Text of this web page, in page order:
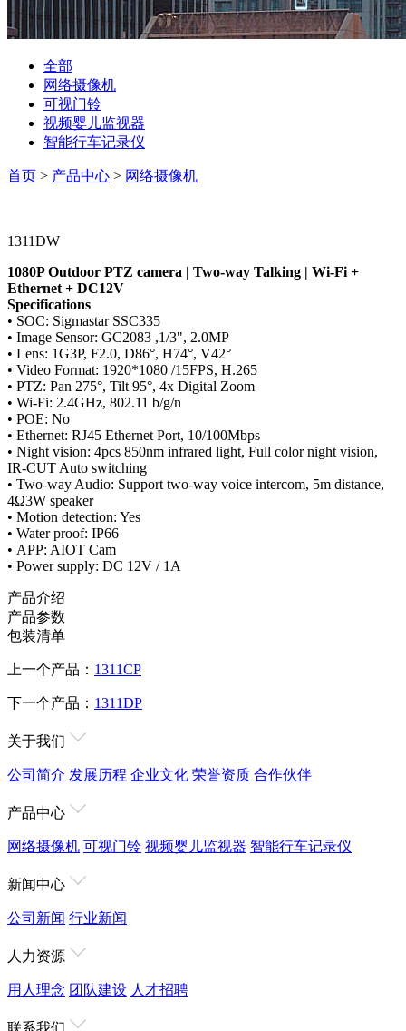
全部
网络摄像机
可视门铃
视频婴儿监视器
智能行车记录仪
首页 > 产品中心 > 网络摄像机
1311DW
1080P Outdoor PTZ camera | Two-way Talking | Wi-Fi +
Ethernet + DC12V
Specifications
• SOC: Sigmastar SSC335
• Image Sensor: GC2083 ,1/3", 2.0MP
• Lens: 1G3P, F2.0, D86°, H74°, V42°
• Video Format: 1920*1080 /15FPS, H.265
• PTZ: Pan 275°, Tilt 95°, 4x Digital Zoom
• Wi-Fi: 2.4GHz, 802.11 b/g/n
• POE: No
• Ethernet: RJ45 Ethernet Port, 10/100Mbps
• Night vision: 4pcs 850nm infrared light, Full color night vision,
IR-CUT Auto switching
• Two-way Audio: Support two-way voice intercom, 5m distance,
4Ω3W speaker
• Motion detection: Yes
• Water proof: IP66
• APP: AIOT Cam
• Power supply: DC 12V / 1A
产品介绍
产品参数
包装清单
上一个产品： 1311CP
下一个产品： 1311DP
关于我们
公司简介 发展历程 企业文化 荣誉资质 合作伙伴
产品中心
网络摄像机 可视门铃 视频婴儿监视器 智能行车记录仪
新闻中心
公司新闻 行业新闻
人力资源
用人理念 团队建设 人才招聘
联系我们